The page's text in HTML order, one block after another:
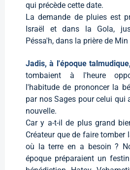
qui précède cette date.
La demande de pluies est
Israël et dans la Gola,
Péssa'h, dans la prière de Min
Jadis, à l'époque talmudique,
tombaient à l'heure
l'habitude de prononcer la
par nos Sages pour celui qui
nouvelle.
Car y a-t-il de plus grand
Créateur que de faire tomber
où la terre en a besoin ?
époque préparaient un